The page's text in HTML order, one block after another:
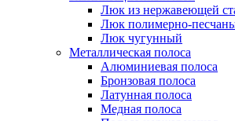
Люк из нержавеющей
Люк полимерно-
Люк чугунный
Металлическая полоса
Алюминиевая полоса
Бронзовая полоса
Латунная полоса
Медная полоса